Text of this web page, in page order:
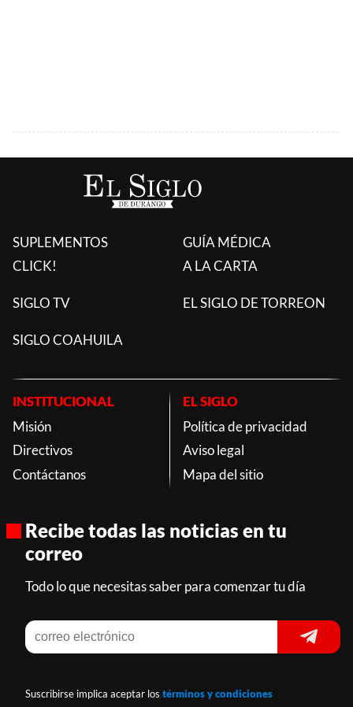
SUPLEMENTOS
CLICK!
GUÍA MÉDICA
A LA CARTA
SIGLO TV EL SIGLO DE TORREON
SIGLO COAHUILA
INSTITUCIONAL
Misión
Directivos
Contáctanos
EL SIGLO
Política de privacidad
Aviso legal
Mapa del sitio
Recibe todas las noticias en tu
correo
Todo lo que necesitas saber para comenzar tu día
Suscribirse implica aceptar los términos y condiciones